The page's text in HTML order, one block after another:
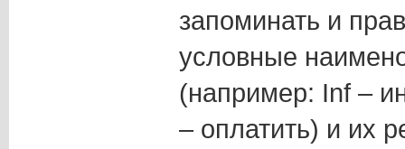
запоминать и
условные
(например: Inf –
– оплатить) и их